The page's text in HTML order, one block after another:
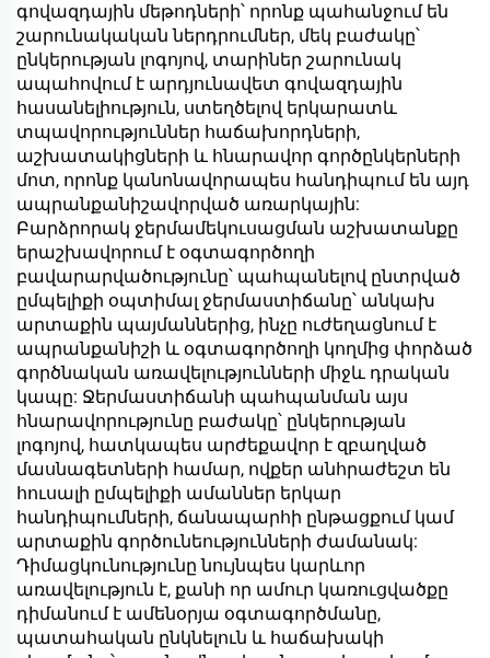
գովազդային մեթոդների՝ որոնք պահանջում են
շարունակական ներդրումներ, մեկ բաժակը՝
ընկերության լոգոյով, տարիներ շարունակ
ապահովում է արդյունավետ գովազդային
հասանելիություն, ստեղծելով երկարատև
տպավորություններ հաճախորդների,
աշխատակիցների և հնարավոր գործընկերների
մոտ, որոնք կանոնավորապես հանդիպում են այդ
ապրանքանիշավորված առարկային:
Բարձրորակ ջերմամեկուսացման աշխատանքը
երաշխավորում է օգտագործողի
բավարարվածությունը՝ պահպանելով ընտրված
ըմպելիքի օպտիմալ ջերմաստիճանը՝ անկախ
արտաքին պայմաններից, ինչը ուժեղացնում է
ապրանքանիշի և օգտագործողի կողմից փորձած
գործնական առավելությունների միջև դրական
կապը: Ջերմաստիճանի պահպանման այս
հնարավորությունը բաժակը՝ ընկերության
լոգոյով, հատկապես արժեքավոր է զբաղված
մասնագետների համար, ովքեր անհրաժեշտ են
հուսալի ըմպելիքի ամաններ երկար
հանդիպումների, ճանապարհի ընթացքում կամ
արտաքին գործունեությունների ժամանակ:
Դիմացկունությունը նույնպես կարևոր
առավելություն է, քանի որ ամուր կառուցվածքը
դիմանում է ամենօրյա օգտագործմանը,
պատահական ընկնելուն և հաճախակի